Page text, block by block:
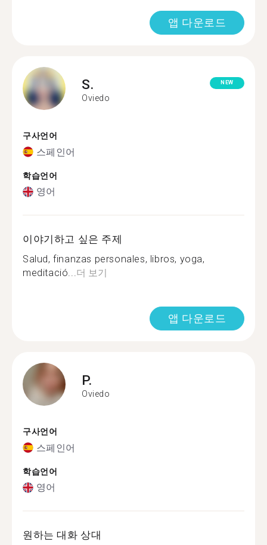
앱 다운로드
S.
Oviedo
NEW
구사언어
스페인어
학습언어
영어
이야기하고 싶은 주제
Salud, finanzas personales, libros, yoga,
meditació...더 보기
앱 다운로드
P.
Oviedo
구사언어
스페인어
학습언어
영어
원하는 대화 상대